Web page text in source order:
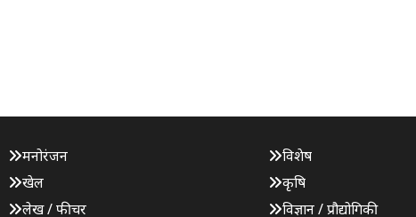
मनोरंजन
खेल
लेख / फीचर
विशेष
कृषि
विज्ञान / प्रौद्योगिकी